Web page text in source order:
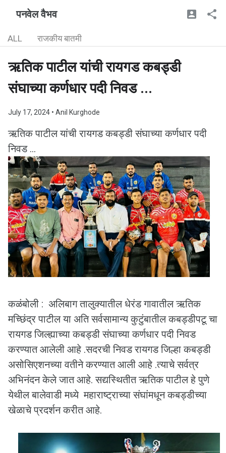
पनवेल वैभव
ALL राजकीय बातमी
ऋतिक पाटील यांची रायगड कबड्डी
संघाच्या कर्णधार पदी निवड ...
July 17, 2024 • Anil Kurghode
ऋतिक पाटील यांची रायगड कबड्डी संघाच्या कर्णधार पदी
निवड ...
कळंबोली : अलिबाग तालुक्यातील धेरंड गावातील ऋतिक
मच्छिंद्र पाटील या अति सर्वसामान्य कुटुंबातील कबड्डीपटू चा
रायगड जिल्ह्याच्या कबड्डी संघाच्या कर्णधार पदी निवड
करण्यात आलेली आहे .सदरची निवड रायगड जिल्हा कबड्डी
असोसिएशनच्या वतीने करण्यात आली आहे .त्याचे सर्वत्र
अभिनंदन केले जात आहे. सद्यस्थितीत ऋतिक पाटील हे पुणे
येथील बालेवाडी मध्ये महाराष्ट्राच्या संघांमधून कबड्डीच्या
खेळाचे प्रदर्शन करीत आहे.